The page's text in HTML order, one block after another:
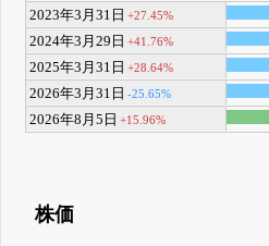
2023年3月31日 +27.45%
2024年3月29日 +41.76%
2025年3月31日 +28.64%
2026年3月31日 -25.65%
2026年8月5日 +15.96%
株価